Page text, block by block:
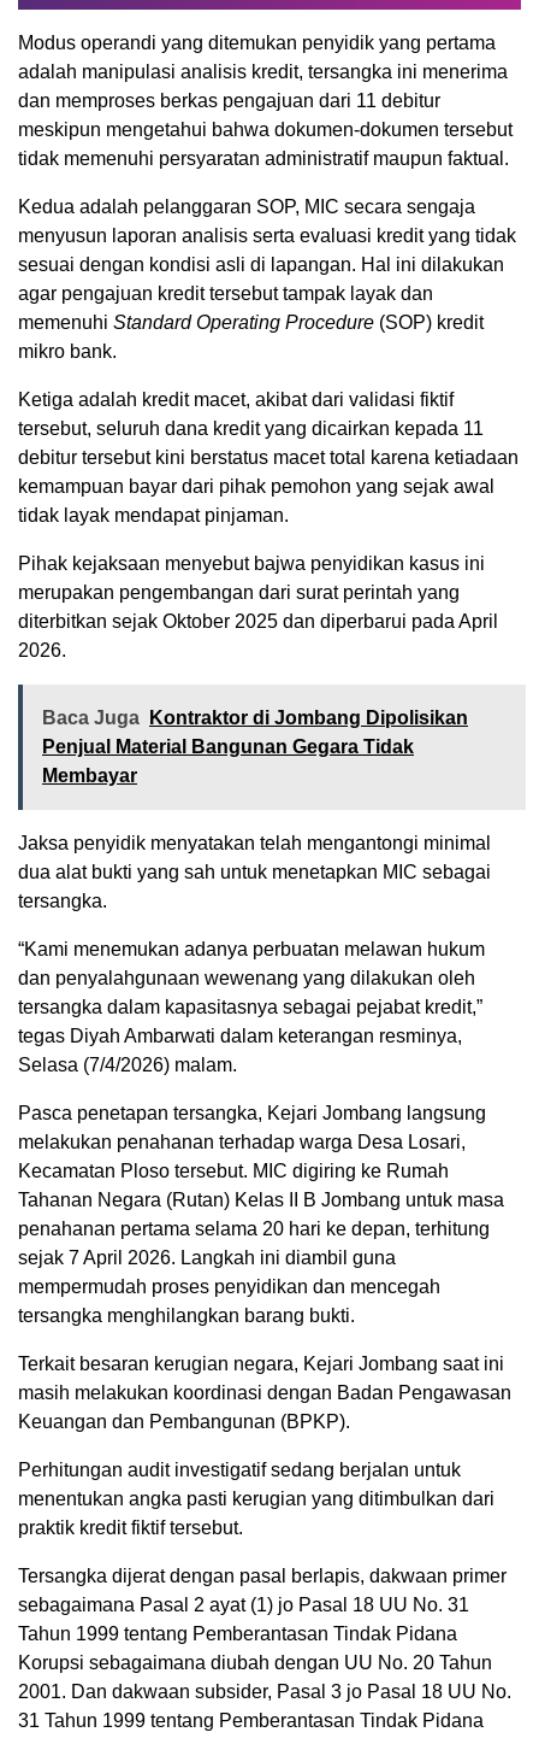
Modus operandi yang ditemukan penyidik yang pertama
adalah manipulasi analisis kredit, tersangka ini menerima
dan memproses berkas pengajuan dari 11 debitur
meskipun mengetahui bahwa dokumen-dokumen tersebut
tidak memenuhi persyaratan administratif maupun faktual.
Kedua adalah pelanggaran SOP, MIC secara sengaja
menyusun laporan analisis serta evaluasi kredit yang tidak
sesuai dengan kondisi asli di lapangan. Hal ini dilakukan
agar pengajuan kredit tersebut tampak layak dan
memenuhi Standard Operating Procedure (SOP) kredit
mikro bank.
Ketiga adalah kredit macet, akibat dari validasi fiktif
tersebut, seluruh dana kredit yang dicairkan kepada 11
debitur tersebut kini berstatus macet total karena ketiadaan
kemampuan bayar dari pihak pemohon yang sejak awal
tidak layak mendapat pinjaman.
Pihak kejaksaan menyebut bajwa penyidikan kasus ini
merupakan pengembangan dari surat perintah yang
diterbitkan sejak Oktober 2025 dan diperbarui pada April
2026.
Baca Juga
Kontraktor di Jombang Dipolisikan
Penjual Material Bangunan Gegara Tidak
Membayar
Jaksa penyidik menyatakan telah mengantongi minimal
dua alat bukti yang sah untuk menetapkan MIC sebagai
tersangka.
“Kami menemukan adanya perbuatan melawan hukum
dan penyalahgunaan wewenang yang dilakukan oleh
tersangka dalam kapasitasnya sebagai pejabat kredit,”
tegas Diyah Ambarwati dalam keterangan resminya,
Selasa (7/4/2026) malam.
Pasca penetapan tersangka, Kejari Jombang langsung
melakukan penahanan terhadap warga Desa Losari,
Kecamatan Ploso tersebut. MIC digiring ke Rumah
Tahanan Negara (Rutan) Kelas II B Jombang untuk masa
penahanan pertama selama 20 hari ke depan, terhitung
sejak 7 April 2026. Langkah ini diambil guna
mempermudah proses penyidikan dan mencegah
tersangka menghilangkan barang bukti.
Terkait besaran kerugian negara, Kejari Jombang saat ini
masih melakukan koordinasi dengan Badan Pengawasan
Keuangan dan Pembangunan (BPKP).
Perhitungan audit investigatif sedang berjalan untuk
menentukan angka pasti kerugian yang ditimbulkan dari
praktik kredit fiktif tersebut.
Tersangka dijerat dengan pasal berlapis, dakwaan primer
sebagaimana Pasal 2 ayat (1) jo Pasal 18 UU No. 31
Tahun 1999 tentang Pemberantasan Tindak Pidana
Korupsi sebagaimana diubah dengan UU No. 20 Tahun
2001. Dan dakwaan subsider, Pasal 3 jo Pasal 18 UU No.
31 Tahun 1999 tentang Pemberantasan Tindak Pidana